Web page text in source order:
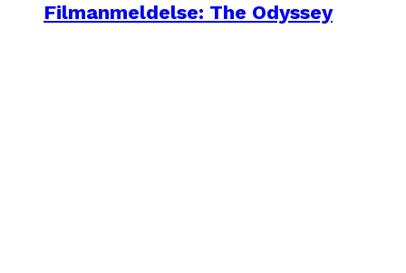
Filmanmeldelse: The Odyssey